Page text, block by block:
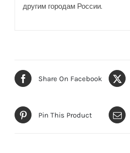
другим городам России.
Share On Facebook
Pin This Product